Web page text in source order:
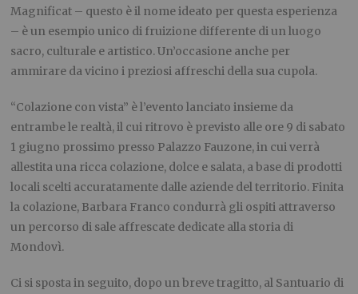
Magnificat – questo è il nome ideato per questa esperienza
– è un esempio unico di fruizione differente di un luogo
sacro, culturale e artistico. Un’occasione anche per
ammirare da vicino i preziosi affreschi della sua cupola.
“Colazione con vista” è l’evento lanciato insieme da
entrambe le realtà, il cui ritrovo è previsto alle ore 9 di sabato
1 giugno prossimo presso Palazzo Fauzone, in cui verrà
allestita una ricca colazione, dolce e salata, a base di prodotti
locali scelti accuratamente dalle aziende del territorio. Finita
la colazione, Barbara Franco condurrà gli ospiti attraverso
un percorso di sale affrescate dedicate alla storia di
Mondovì.
Ci si sposta in seguito, dopo un breve tragitto, al Santuario di